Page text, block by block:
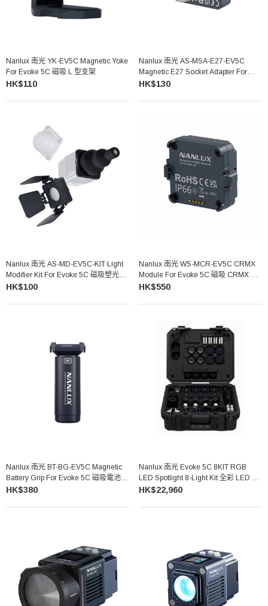
Nanlux 南光 YK-EV5C Magnetic Yoke
For Evoke 5C 磁吸 L 型支架
HK$110
Nanlux 南光 AS-MSA-E27-EV5C
Magnetic E27 Socket Adapter For
Evoke 5C 磁吸 E27 燈座轉接器
HK$130
Nanlux 南光 AS-MD-EV5C-KIT Light
Modifier Kit For Evoke 5C 磁吸塑光附
件套裝
HK$100
Nanlux 南光 WS-MCR-EV5C CRMX
Module For Evoke 5C 磁吸 CRMX 無
線控制模組
HK$550
Nanlux 南光 BT-BG-EV5C Magnetic
Battery Grip For Evoke 5C 磁吸電池手
柄
HK$380
Nanlux 南光 Evoke 5C 8KIT RGB
LED Spotlight 8-Light Kit 全彩 LED 聚
光燈套裝
HK$22,960